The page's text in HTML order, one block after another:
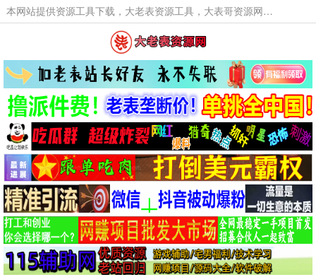
本网站提供资源工具下载，大老表资源工具，大表哥资源网软件工具，大老表资源下载，活动线报福利资源分享,活动线报，大型网游经典游戏，网络热门技术游戏辅助交流与分享。